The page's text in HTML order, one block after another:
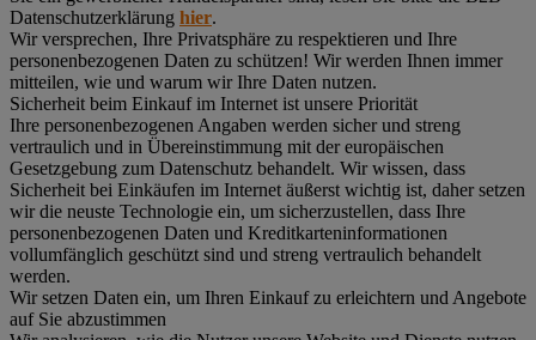
Datenschutzerklärung hier.
Wir versprechen, Ihre Privatsphäre zu respektieren und Ihre
personenbezogenen Daten zu schützen! Wir werden Ihnen immer
mitteilen, wie und warum wir Ihre Daten nutzen.
Sicherheit beim Einkauf im Internet ist unsere Priorität
Ihre personenbezogenen Angaben werden sicher und streng
vertraulich und in Übereinstimmung mit der europäischen
Gesetzgebung zum Datenschutz behandelt. Wir wissen, dass
Sicherheit bei Einkäufen im Internet äußerst wichtig ist, daher setzen
wir die neuste Technologie ein, um sicherzustellen, dass Ihre
personenbezogenen Daten und Kreditkarteninformationen
vollumfänglich geschützt sind und streng vertraulich behandelt
werden.
Wir setzen Daten ein, um Ihren Einkauf zu erleichtern und Angebote
auf Sie abzustimmen